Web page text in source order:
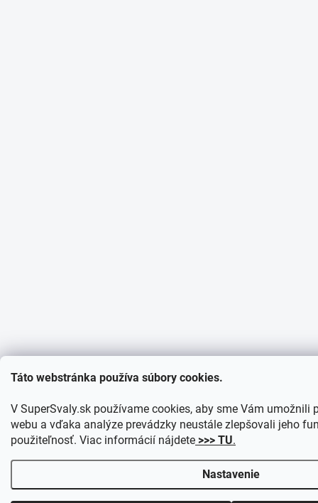
Táto webstránka používa súbory cookies.
V SuperSvaly.sk používame cookies, aby sme Vám umožnili
webu a vďaka analýze prevádzky neustále zlepšovali jeho
použiteľnosť. Viac informácií nájdete >>> TU.
Nastavenie